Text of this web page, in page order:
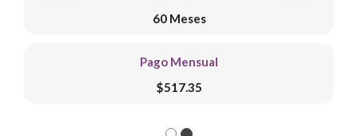
60 Meses
Pago Mensual
$517.35